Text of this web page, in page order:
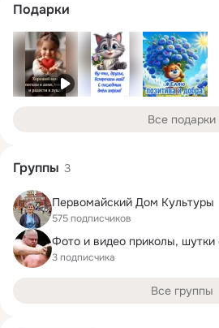
Подарки
Все подарки
Группы 3
Первомайский Дом Культуры
575 подписчиков
Фото и видео приколы, шутки
3 подписчика
Все группы